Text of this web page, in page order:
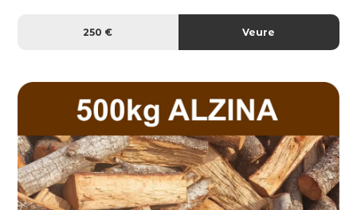
250 € Veure